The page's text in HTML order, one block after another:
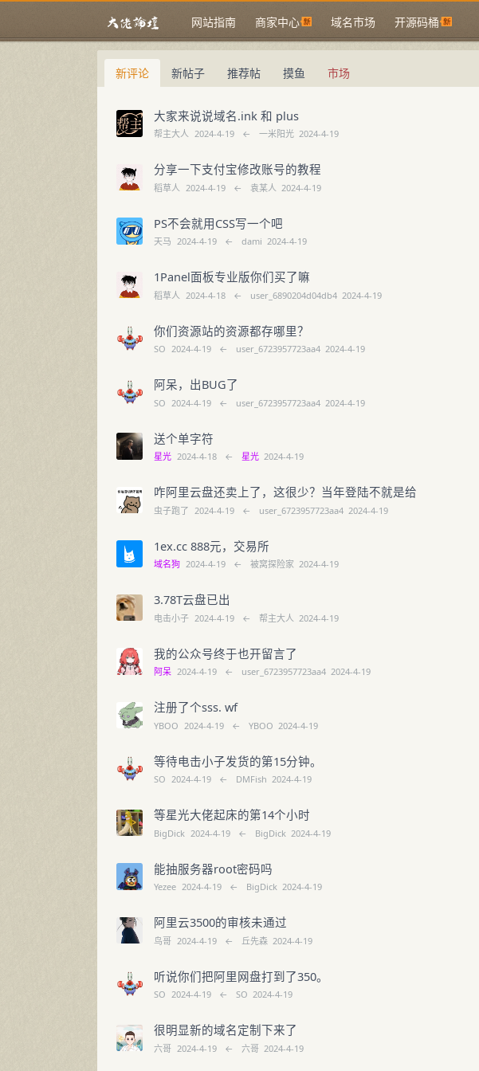
网站指南 商家中心 域名市场 开源码桶
新评论 新帖子 推荐帖 摸鱼 市场
大佬论坛专
大家来说说域名.ink 和 plus
帮主大人 2024-4-19 ← 一米阳光 2024-4-19
分享一下支付宝修改账号的教程
稻草人 2024-4-19 ← 袁某人 2024-4-19
PS不会就用CSS写一个吧
天马 2024-4-19 ← dami 2024-4-19
1Panel面板专业版你们买了嘛
稻草人 2024-4-18 ← user_6890204d04db4 2024-4-19
你们资源站的资源都存哪里？
SO 2024-4-19 ← user_6723957723aa4 2024-4-19
阿呆，出BUG了
SO 2024-4-19 ← user_6723957723aa4 2024-4-19
送个单字符
星光 2024-4-18 ← 星光 2024-4-19
咋阿里云盘还卖上了，这很少？当年登陆不就是给
虫子跑了 2024-4-19 ← user_6723957723aa4 2024-4-19
1ex.cc 888元，交易所
域名狗 2024-4-19 ← 被窝探险家 2024-4-19
3.78T云盘已出
电击小子 2024-4-19 ← 帮主大人 2024-4-19
我的公众号终于也开留言了
阿呆 2024-4-19 ← user_6723957723aa4 2024-4-19
注册了个sss. wf
YBOO 2024-4-19 ← YBOO 2024-4-19
等待电击小子发货的第15分钟。
SO 2024-4-19 ← DMFish 2024-4-19
等星光大佬起床的第14个小时
BigDick 2024-4-19 ← BigDick 2024-4-19
能抽服务器root密码吗
Yezee 2024-4-19 ← BigDick 2024-4-19
阿里云3500的审核未通过
鸟哥 2024-4-19 ← 丘先森 2024-4-19
听说你们把阿里网盘打到了350。
SO 2024-4-19 ← SO 2024-4-19
很明显新的域名定制下来了
六哥 2024-4-19 ← 六哥 2024-4-19